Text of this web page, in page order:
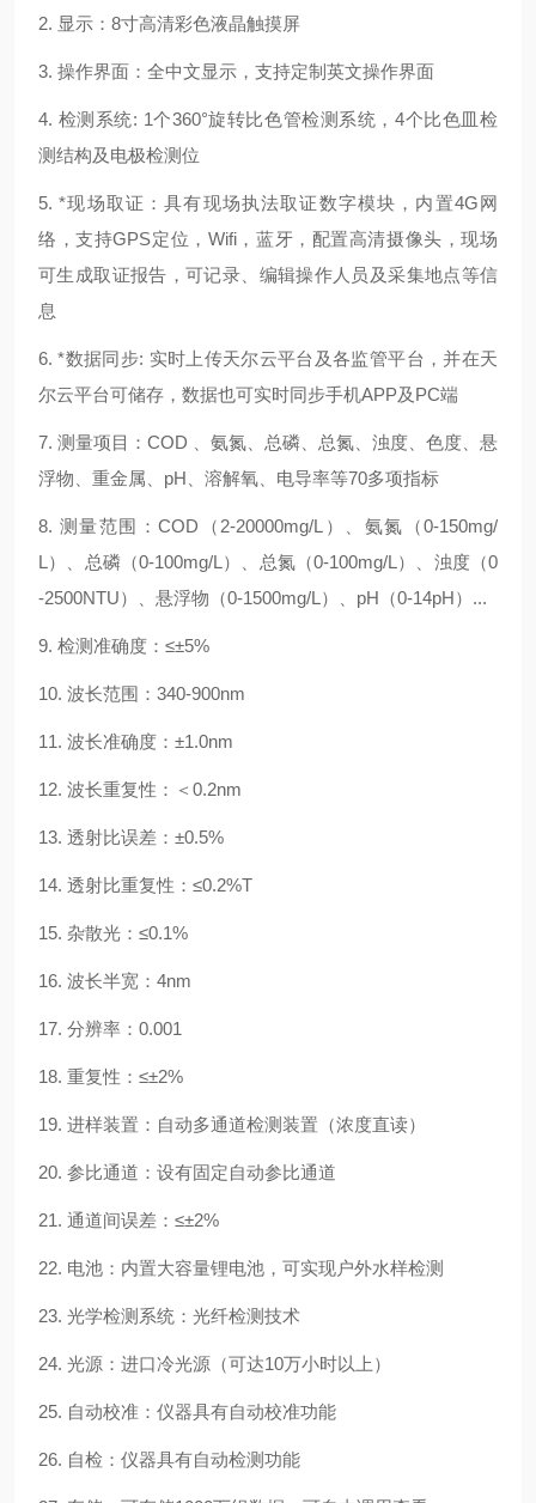
2. 显示：8寸高清彩色液晶触摸屏
3. 操作界面：全中文显示，支持定制英文操作界面
4. 检测系统: 1个360°旋转比色管检测系统，4个比色皿检
测结构及电极检测位
5. *现场取证：具有现场执法取证数字模块，内置4G网
络，支持GPS定位，Wifi，蓝牙，配置高清摄像头，现场
可生成取证报告，可记录、编辑操作人员及采集地点等信
息
6. *数据同步: 实时上传天尔云平台及各监管平台，并在天
尔云平台可储存，数据也可实时同步手机APP及PC端
7. 测量项目：COD 、氨氮、总磷、总氮、浊度、色度、悬
浮物、重金属、pH、溶解氧、电导率等70多项指标
8. 测量范围：COD（2-20000mg/L）、氨氮（0-150mg/
L）、总磷（0-100mg/L）、总氮（0-100mg/L）、浊度（0
-2500NTU）、悬浮物（0-1500mg/L）、pH（0-14pH）...
9. 检测准确度：≤±5%
10. 波长范围：340-900nm
11. 波长准确度：±1.0nm
12. 波长重复性：＜0.2nm
13. 透射比误差：±0.5%
14. 透射比重复性：≤0.2%T
15. 杂散光：≤0.1%
16. 波长半宽：4nm
17. 分辨率：0.001
18. 重复性：≤±2%
19. 进样装置：自动多通道检测装置（浓度直读）
20. 参比通道：设有固定自动参比通道
21. 通道间误差：≤±2%
22. 电池：内置大容量锂电池，可实现户外水样检测
23. 光学检测系统：光纤检测技术
24. 光源：进口冷光源（可达10万小时以上）
25. 自动校准：仪器具有自动校准功能
26. 自检：仪器具有自动检测功能